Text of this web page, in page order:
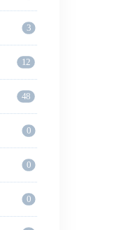
3
12
48
0
0
0